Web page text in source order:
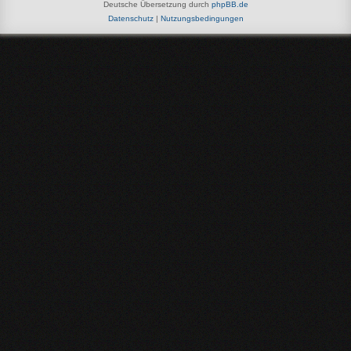
Deutsche Übersetzung durch phpBB.de
Datenschutz| Nutzungsbedingungen